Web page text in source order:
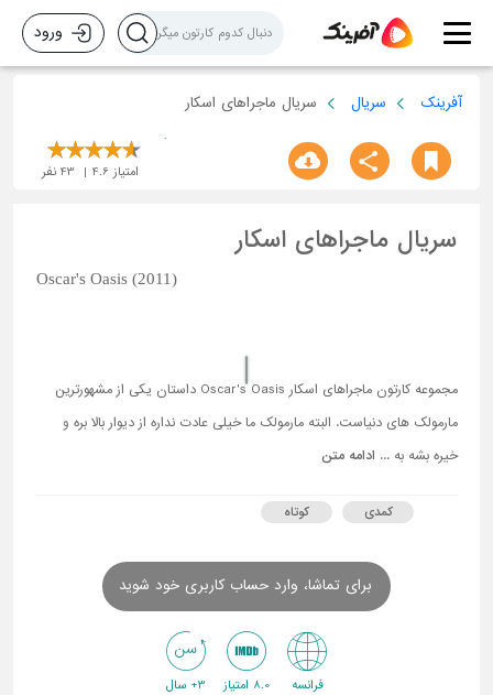
ورود
آفرینک سریال سریال ماجراهای اسکار
امتیاز 4.6
43 نفر
سریال ماجراهای اسکار
Oscar's Oasis (2011)
مجموعه کارتون ماجراهای اسکار Oscar's Oasis داستان یکی از مشهورترین
مارمولک های دنیاست. البته مارمولک ما خیلی عادت نداره از دیوار بالا بره و
خیره بشه به ... ادامه متن
کمدی کوتاه
برای تماشا، وارد حساب کاربری خود شوید
فرانسه 8.0 امتیاز 3+ سال